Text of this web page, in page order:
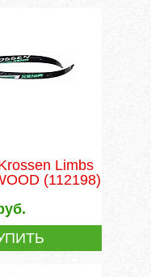
Limbs
(112198)